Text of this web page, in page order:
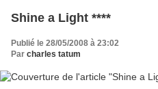
Shine a Light ****
Publié le 28/05/2008 à 23:02
Par charles tatum